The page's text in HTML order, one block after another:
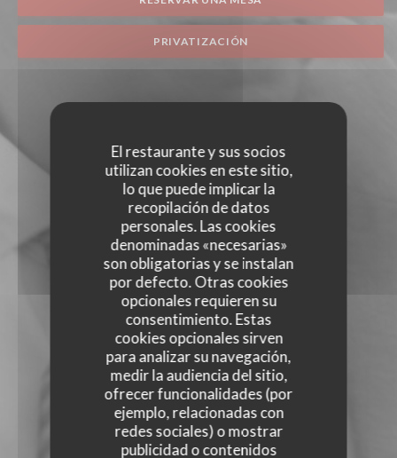
El restaurante y sus socios
utilizan cookies en este sitio,
lo que puede implicar la
recopilación de datos
personales. Las cookies
denominadas «necesarias»
son obligatorias y se instalan
por defecto. Otras cookies
opcionales requieren su
consentimiento. Estas
cookies opcionales sirven
para analizar su navegación,
medir la audiencia del sitio,
ofrecer funcionalidades (por
ejemplo, relacionadas con
redes sociales) o mostrar
publicidad o contenidos
PRIVATIZACIÓN